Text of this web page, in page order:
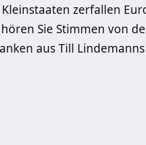
zerfallen
Sie Stimmen von
aus Till Lindemanns